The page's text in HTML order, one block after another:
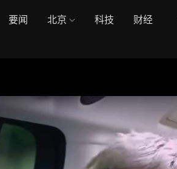
要闻 北京 科技 财经